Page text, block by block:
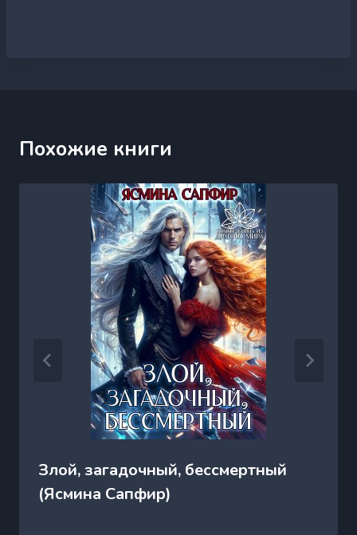
Похожие книги
Злой, загадочный, бессмертный
(Ясмина Сапфир)